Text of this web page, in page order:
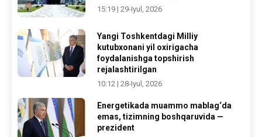
15:19 | 29-Iyul, 2026
Yangi Toshkentdagi Milliy
kutubxonani yil oxirigacha
foydalanishga topshirish
rejalashtirilgan
10:12 | 28-Iyul, 2026
Energetikada muammo mablag‘da
emas, tizimning boshqaruvida —
prezident